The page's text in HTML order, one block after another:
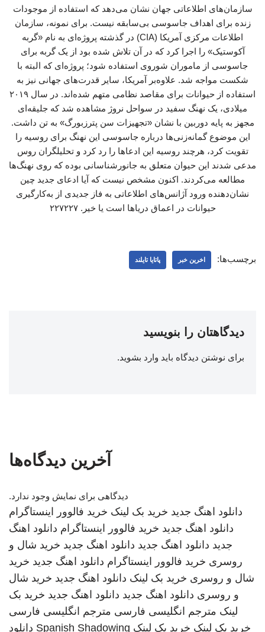
سازمان‌های اطلاعاتی جهان نشان می‌دهد که استفاده از موجودات
زنده برای اهداف جاسوسی بی‌سابقه نیست. برای نمونه، سازمان
اطلاعات مرکزی آمریکا (CIA) در گذشته پروژه‌ای به نام «گربه
آکوستیک» را اجرا کرد که در آن تلاش شده بود از یک گربه برای
جاسوسی از ماموران شوروی استفاده شود؛ پروژه‌ای که البته با
شکست مواجه شد. علاوه‌بر آمریکا، سایر قدرت‌های جهانی نیز به
استفاده از حیوانات برای مقاصد نظامی متهم شده‌اند. در سال ۲۰۱۹
میلادی، یک نهنگ سفید در سواحل نروژ مشاهده شد که جلیقه‌ای
مجهز به پایه‌ دوربین با نشان «تجهیزات سن پترزبورگ» به تن داشت.
این موضوع گمانه‌زنی‌ها درباره جاسوسی این نهنگ برای روسیه را
تقویت کرد، هرچند روسیه این ادعاها را رد کرد و تحلیلگران روس
مدعی شدند این حیوان متعلق به جانورشناسانی بوده که روی نهنگ‌ها
مطالعه می‌کردند. اکنون مشخص نیست که آیا ادعای جدید چین
نشان‌دهنده ورود آژانس‌های اطلاعاتی به فاز جدیدی از به‌کارگیری
حیوانات در اعماق دریاها است یا خیر. ۲۲۷۲۲۷
برچسب‌ها: اخرین خبر پاتایا تایلند
دیدگاهتان را بنویسید
برای نوشتن دیدگاه باید وارد بشوید.
آخرین دیدگاه‌ها
دیدگاهی برای نمایش وجود ندارد.
دانلود اهنگ جدید خرید بک لینک خرید فالوور اینستاگرام
دانلود اهنگ جدید خرید فالوور اینستاگرام دانلود اهنگ
جدید دانلود اهنگ جدید دانلود اهنگ جدید خرید شال و
روسری خرید فالوور اینستاگرام دانلود اهنگ جدید خرید
شال و روسری خرید بک لینک دانلود اهنگ جدید خرید شال
و روسری دانلود اهنگ جدید دانلود اهنگ جدید خرید بک
لینک مترجم انگلیسی فارسی مترجم انگلیسی فارسی
خرید بک لینک خرید بک لینک Spanish Shadowing دانلود